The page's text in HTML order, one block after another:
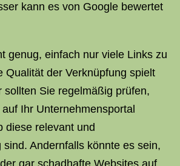
kann es von Google bewertet
genug, einfach nur viele Links zu
Qualität der Verknüpfung spielt
sollten Sie regelmäßig prüfen,
Ihr Unternehmensportal
diese relevant und
Andernfalls könnte es sein,
gar schadhafte Websites auf